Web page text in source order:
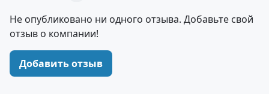
Не опубликовано ни одного отзыва. Добавьте свой
отзыв о компании!
Добавить отзыв